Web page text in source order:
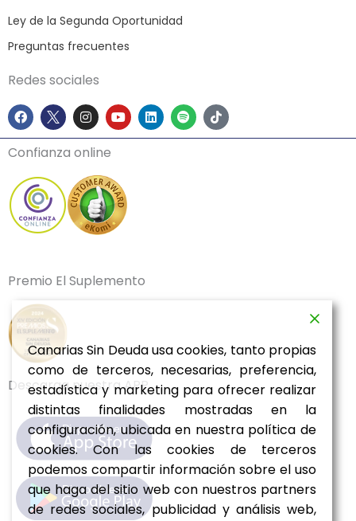
Ley de la Segunda Oportunidad
Preguntas frecuentes
Redes sociales
F
a
c
e
b
o
k
I
n
s
t
a
g
r
a
m
Y
o
u
e
L
i
n
S
p
o
T
i
k
Confianza online
Premio El Suplemento
Descarga nuestra APP
Canarias Sin Deuda usa cookies, tanto propias
como de terceros, necesarias, preferencia,
estadística y marketing para ofrecer realizar
distintas finalidades mostradas en la
configuración, ubicada en nuestra política de
cookies. Con las cookies de terceros
podemos compartir información sobre el uso
que haga del sitio web con nuestros partners
de redes sociales, publicidad y análisis web,